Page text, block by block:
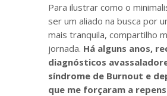
Para ilustrar como o
ser um aliado na busca por
mais tranquila, compartilho
jornada. Há alguns anos,
diagnósticos
síndrome de Burnout e
que me forçaram a